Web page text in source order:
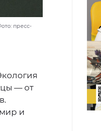
пресс-
— от
и